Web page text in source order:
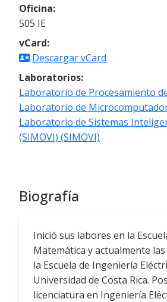
Oficina:
505 IE
vCard:
Descargar vCard
Laboratorios:
Laboratorio de Procesamiento
Laboratorio de
Laboratorio de Sistemas
(SIMOVI) (SIMOVI)
Biografía
Inició sus labores en la
Matemática y actualmente
la Escuela de Ingeniería
Universidad de Costa Rica.
licenciatura en Ingeniería